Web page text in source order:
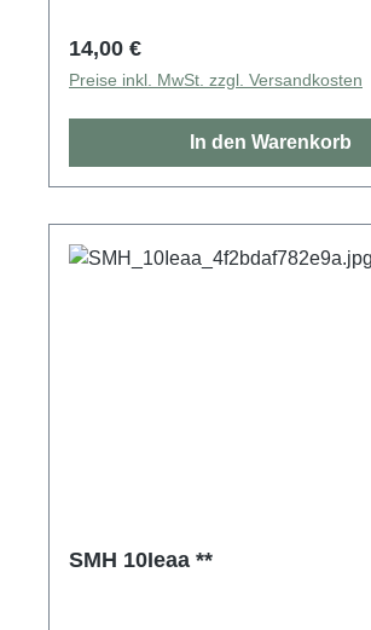
Regulärer Preis:
14,00 €
Preise inkl. MwSt. zzgl. Versandkosten
In den Warenkorb
SMH 10Ieaa **